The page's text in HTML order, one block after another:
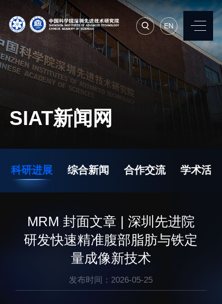
EN
常用系统 人才招聘 联系我们
机构简介
院长寄语
现任领导
统计数据
研究机构
先进集成技术研究所
生物医学与健康工程研
生物医药与技术研究所
脑认知与脑疾病研究所
合成生物学研究所
材料人工智能研究所
SIAT新闻网
科研进展 综合新闻 合作交流 学术活动
MRM 封面文章 | 深圳先进院
研发快速精准腹部脂肪与铁定
量成像新技术
发布时间：2026-05-25